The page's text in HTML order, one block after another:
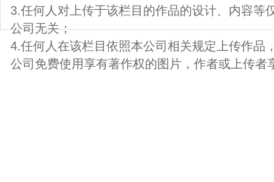
3.任何人对上传于该栏目的作品的设计、内容等
公司无关；
4.任何人在该栏目依照本公司相关规定上传作品
公司免费使用享有著作权的图片，作者或上传者